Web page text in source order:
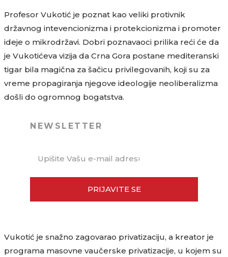
Profesor Vukotić je poznat kao veliki protivnik
državnog intevencionizma i protekcionizma i promoter
ideje o mikrodržavi. Dobri poznavaoci prilika reći će da
je Vukotićeva vizija da Crna Gora postane mediteranski
tigar bila magična za šačicu privilegovanih, koji su za
vreme propagiranja njegove ideologije neoliberalizma
došli do ogromnog bogatstva.
NEWSLETTER
PRIJAVITE SE
Vukotić je snažno zagovarao privatizaciju, a kreator je
programa masovne vaučerske privatizacije, u kojem su